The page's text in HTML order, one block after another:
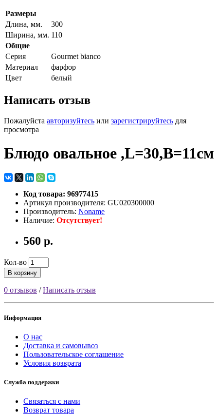
Размеры
Длина, мм.
300
Ширина, мм. 110
Общие
Серия
Gourmet bianco
Материал
фарфор
Цвет
белый
Написать отзыв
Пожалуйста авторизуйтесь или зарегистрируйтесь для
просмотра
Блюдо овальное ,L=30,B=11см
Код товара: 96977415
Артикул производителя: GU020300000
Производитель: Noname
Наличие: Отсутствует!
560 р.
Кол-во
В корзину
0 отзывов /Написать отзыв
Информация
О нас
Доставка и самовывоз
Пользовательское соглашение
Условия возврата
Служба поддержки
Связаться с нами
Возврат товара